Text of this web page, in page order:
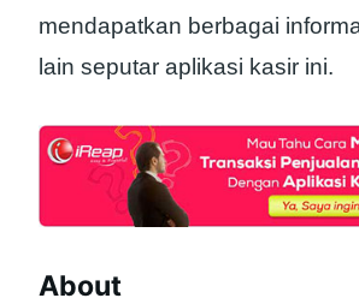
mendapatkan berbagai
lain seputar aplikasi kasir ini.
About